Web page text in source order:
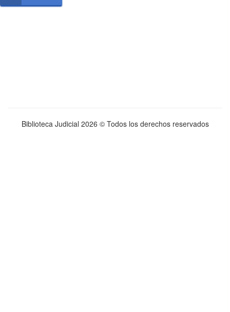
Biblioteca Judicial 2026 © Todos los derechos reservados